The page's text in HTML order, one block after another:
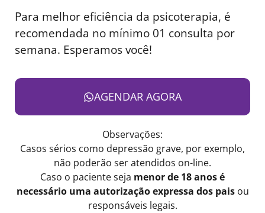
Para melhor eficiência da psicoterapia, é
recomendada no mínimo 01 consulta por
semana. Esperamos você!
AGENDAR AGORA
Observações:
Casos sérios como depressão grave, por exemplo,
não poderão ser atendidos on-line.
Caso o paciente seja menor de 18 anos é
necessário uma autorização expressa dos paisou
responsáveis legais.